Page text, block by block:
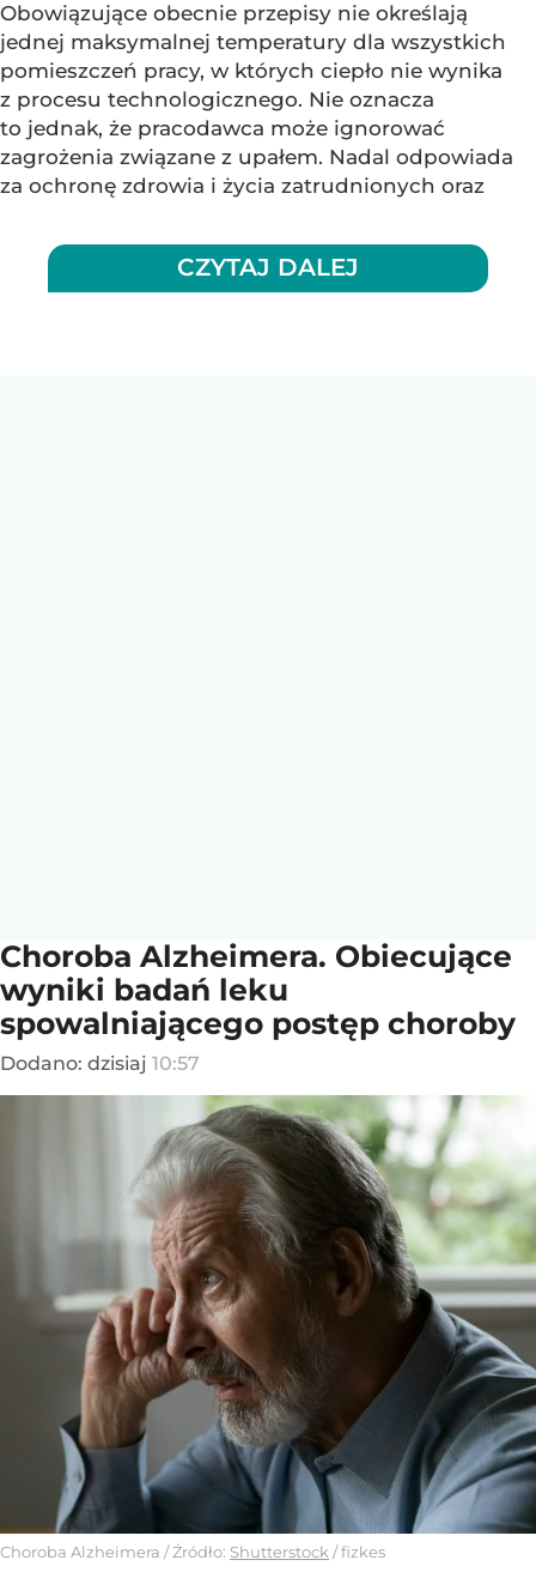
Obowiązujące obecnie przepisy nie określają
jednej maksymalnej temperatury dla wszystkich
pomieszczeń pracy, w których ciepło nie wynika
z procesu technologicznego. Nie oznacza
to jednak, że pracodawca może ignorować
zagrożenia związane z upałem. Nadal odpowiada
za ochronę zdrowia i życia zatrudnionych oraz
CZYTAJ DALEJ
Choroba Alzheimera. Obiecujące
wyniki badań leku
spowalniającego postęp choroby
Dodano: dzisiaj 10:57
Choroba Alzheimera / Źródło: Shutterstock /fizkes